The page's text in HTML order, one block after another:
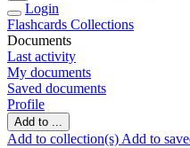
Login
Flashcards Collections
Documents
Last activity
My documents
Saved documents
Profile
Add to ...
Add to collection(s) Add to